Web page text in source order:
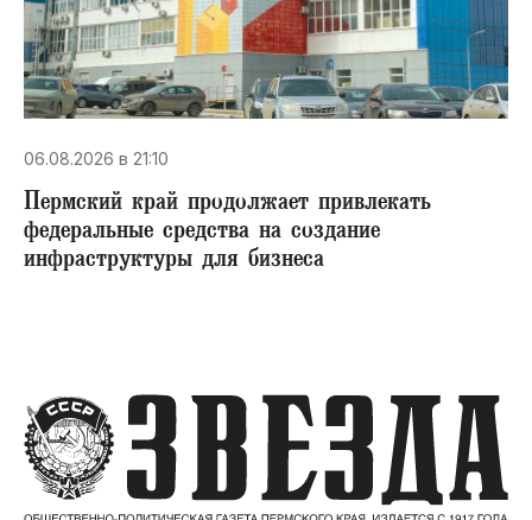
06.08.2026 в 21:10
Пермский край продолжает привлекать
федеральные средства на создание
инфраструктуры для бизнеса